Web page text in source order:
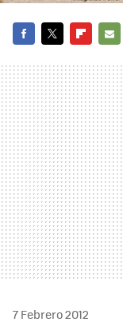
MAIL
7 Febrero 2012